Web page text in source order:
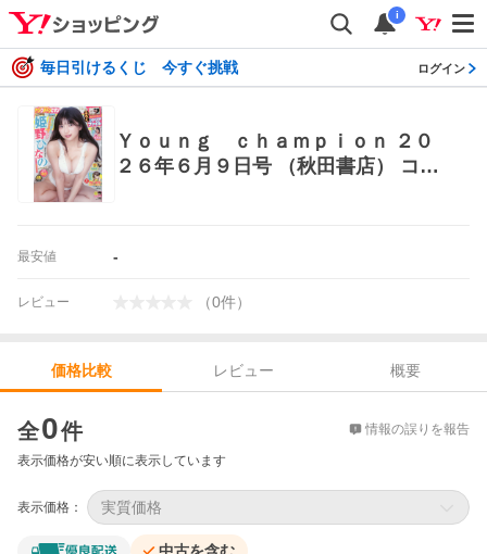
i
毎日引けるくじ 今すぐ挑戦 ログイン
Ｙｏｕｎｇ ｃｈａｍｐｉｏｎ ２０
２６年６月９日号 （秋田書店） コミ
最安値 -
レビュー （0件）
価格比較 レビュー
概要
全0件 情報の誤りを報告
表示価格が安い順に表示しています
表示価格： 実質価格